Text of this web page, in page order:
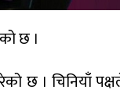
छ ।
छ । चिनियाँ